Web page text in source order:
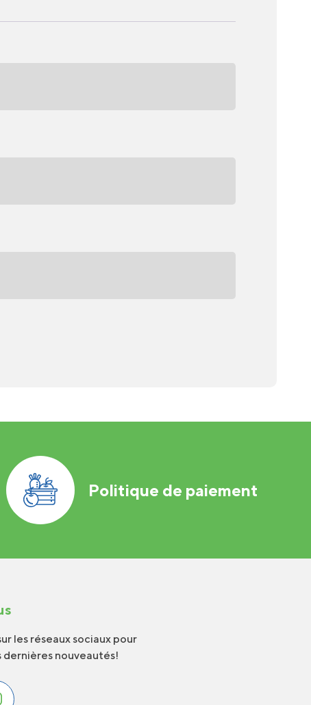
Politique de paiement
les réseaux sociaux pour
dernières nouveautés!